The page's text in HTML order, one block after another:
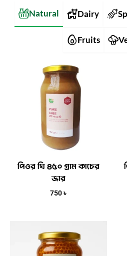
Natural Dairy
Fruits
পিওর ঘি ৪৫০ গ্রাম কাচের
জার
750৳